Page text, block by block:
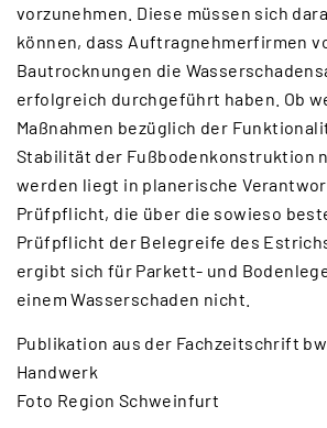
vorzunehmen. Diese müssen sich
können, dass Auftragnehmerfirmen
Bautrocknungen die
erfolgreich durchgeführt haben. Ob
Maßnahmen bezüglich der
Stabilität der Fußbodenkonstruktion
werden liegt in planerische
Prüfpflicht, die über die sowieso
Prüfpflicht der Belegreife des
ergibt sich für Parkett- und
einem Wasserschaden nicht.
Publikation aus der Fachzeitschrift
Handwerk
Foto Region Schweinfurt